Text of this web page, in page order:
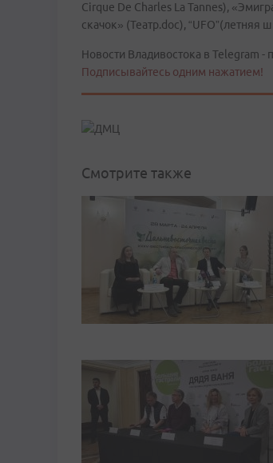
Cirque De Сharles La Tannes),
скачок» (Театр.doc),
Новости Владивостока в Telegram -
Подписывайтесь одним нажатием!
Смотрите также